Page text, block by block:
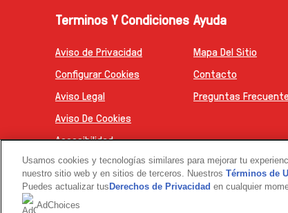
Terminos Y Condiciones
Aviso de Privacidad
Configurar Cookies
Aviso Legal
Aviso De Cookies
Accesibilidad
Ayuda
Mapa Del Sitio
Contacto
Preguntas
Esta web no está dirigida a
Usamos cookies y tecnologías similares para mejorar tu
nuestro sitio web y en sitios de terceros. Nuestros Términos de
Puedes actualizar tus Derechos de Privacidad en cualquier
AdChoices